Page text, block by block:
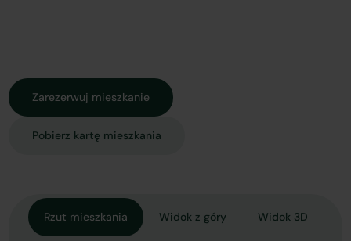
Rzut mieszkania Widok z góry Widok 3D
Zarezerwuj mieszkanie
Pobierz kartę mieszkania